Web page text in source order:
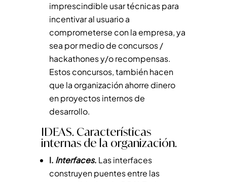
imprescindible usar técnicas para
incentivar al usuario a
comprometerse con la empresa, ya
sea por medio de concursos /
hackathones y/o recompensas.
Estos concursos, también hacen
que la organización ahorre dinero
en proyectos internos de
desarrollo.
IDEAS. Características
internas de la organización.
I. Interfaces. Las interfaces
construyen puentes entre las